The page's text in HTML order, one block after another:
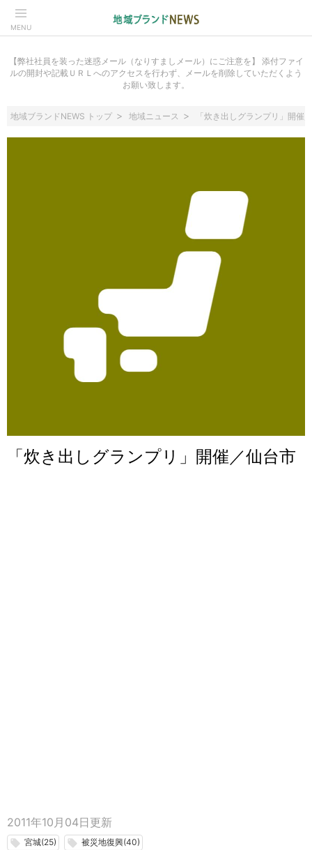
MENU
【弊社社員を装った迷惑メール（なりすましメール）にご注意を】 添付ファイ
ルの開封や記載ＵＲＬへのアクセスを行わず、メールを削除していただくよう
お願い致します。
地域ブランドNEWS トップ 地域ニュース 「炊き出しグランプリ」開催
「炊き出しグランプリ」開催／仙台市
2011年10月04日 更新
local_offer 宮城(25) local_offer 被災地復興(40)